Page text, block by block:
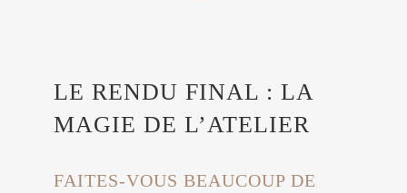
LE RENDU FINAL : LA
MAGIE DE L’ATELIER
FAITES-VOUS BEAUCOUP DE